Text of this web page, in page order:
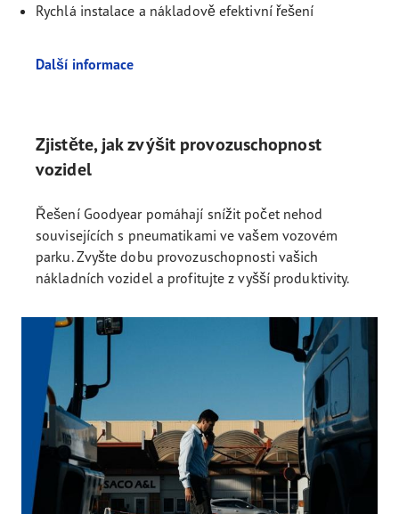
Rychlá instalace a nákladově efektivní řešení
Další informace
Zjistěte, jak zvýšit provozuschopnost
vozidel
Řešení Goodyear pomáhají snížit počet nehod
souvisejících s pneumatikami ve vašem vozovém
parku. Zvyšte dobu provozuschopnosti vašich
nákladních vozidel a profitujte z vyšší produktivity.